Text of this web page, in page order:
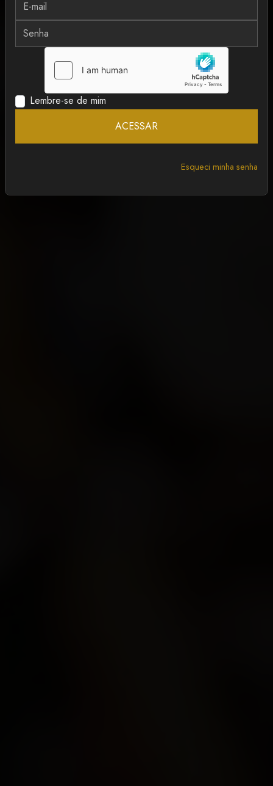
MAIS RECENTE
ANCAPSU
Lembre-se de mim
ACESSAR
Esqueci minha senha